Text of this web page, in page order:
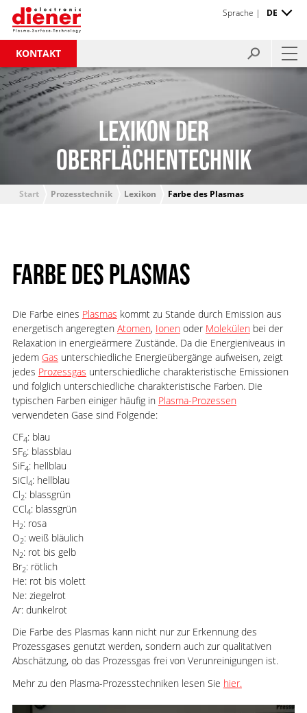
KONTAKT
Sprache | DE
LEXIKON DER
OBERFLÄCHENTECHNIK
Start Prozesstechnik Lexikon Farbe des Plasmas
FARBE DES PLASMAS
Die Farbe eines Plasmas kommt zu Stande durch Emission aus
energetisch angeregten Atomen, Ionenoder Molekülenbei der
Relaxation in energieärmere Zustände. Da die Energieniveaus in
jedem Gas unterschiedliche Energieübergänge aufweisen, zeigt
jedes Prozessgas unterschiedliche charakteristische Emissionen
und folglich unterschiedliche charakteristische Farben. Die
typischen Farben einiger häufig in Plasma-Prozessen
verwendeten Gase sind Folgende:
CF4: blau
SF6: blassblau
SiF4: hellblau
SiCl4: hellblau
Cl2: blassgrün
CCl4: blassgrün
H2: rosa
O2: weiß bläulich
N2: rot bis gelb
Br2: rötlich
He: rot bis violett
Ne: ziegelrot
Ar: dunkelrot
Die Farbe des Plasmas kann nicht nur zur Erkennung des
Prozessgases genutzt werden, sondern auch zur qualitativen
Abschätzung, ob das Prozessgas frei von Verunreinigungen ist.
Mehr zu den Plasma-Prozesstechniken lesen Sie hier.